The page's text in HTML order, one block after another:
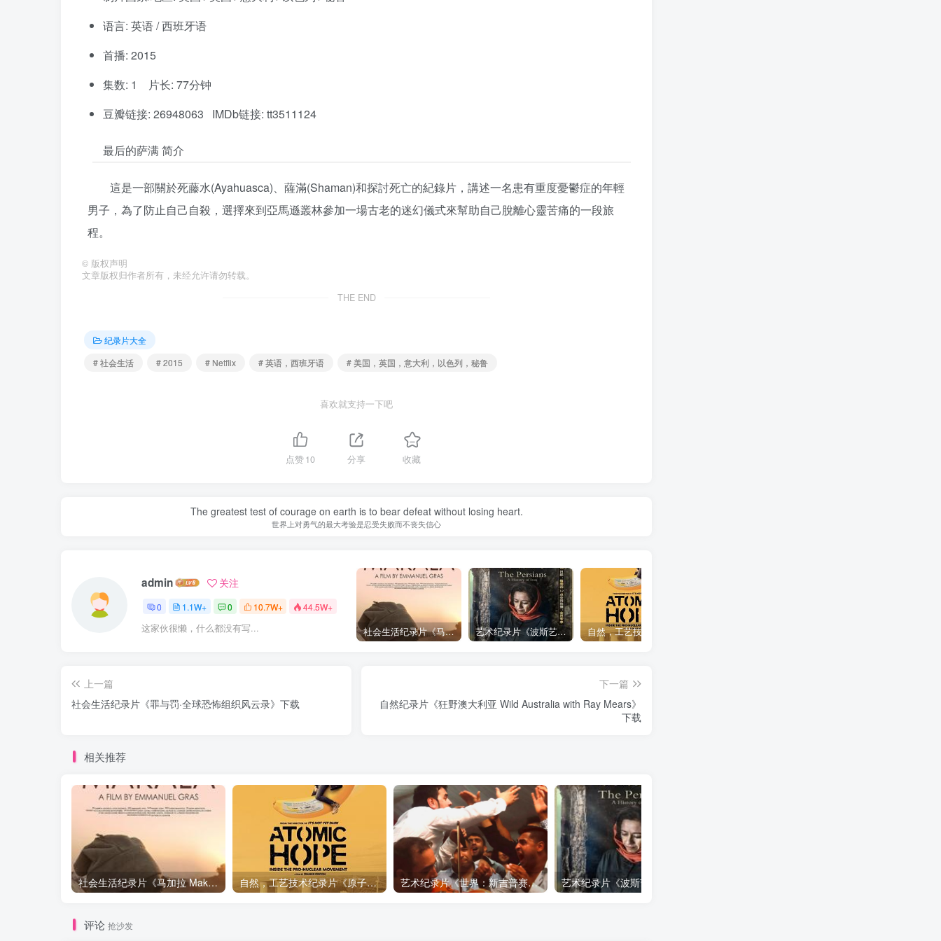
语言: 英语 / 西班牙语
首播: 2015
集数: 1 片长: 77分钟
豆瓣链接: 26948063 IMDb链接: tt3511124
最后的萨满 简介
這是一部關於死藤水(Ayahuasca)、薩滿(Shaman)和探討死亡的紀錄片，講述一名患有重度憂鬱症的年輕
男子，為了防止自己自殺，選擇來到亞馬遜叢林參加一場古老的迷幻儀式來幫助自己脫離心靈苦痛的一段旅
程。
© 版权声明
文章版权归作者所有，未经允许请勿转载。
THE END
纪录片大全
# 社会生活
# 2015 # Netflix # 英语，西班牙语 # 美国，英国，意大利，以色列，秘鲁
喜欢就支持一下吧
点赞10 分享 收藏
The greatest test of courage on earth is to bear defeat without losing heart.
世界上对勇气的最大考验是忍受失败而不丧失信心
admin 关注
0 1.1W+ 0 10.7W+ 44.5W+
这家伙很懒，什么都没有写... 社会生活纪录片《马加拉 Makala》下载 艺术纪录片《波斯艺术 Art of Persia》下载
上一篇
社会生活纪录片《罪与罚·全球恐怖组织风云录》下载
下一篇
自然纪录片《狂野澳大利亚 Wild Australia with Ray Mears》
下载
相关推荐
社会生活纪录片《马加拉 Makala》下载 自然，工艺技术纪录片《原子能的希望 Atomic Hope – Inside the Pro-Nuclear Movement》下载 艺术纪录片《世界：新吉普赛之王 This World: The New Gypsy Kings》下载
评论 抢沙发